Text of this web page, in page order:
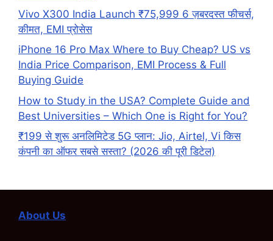
Vivo X300 India Launch ₹75,999 6 ज़बरदस्त फीचर्स,
कीमत, EMI प्रोसेस
iPhone 16 Pro Max Where to Buy Cheap? US vs
India Price Comparison, EMI Process & Full
Buying Guide
How to Study in the USA? Complete Guide and
Best Universities – Which One is Right for You?
₹199 से शुरू अनलिमिटेड 5G प्लान: Jio, Airtel, Vi किस
कंपनी का ऑफर सबसे सस्ता? (2026 की पूरी डिटेल)
About Us